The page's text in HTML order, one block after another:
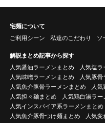
宅麺について
ご利用シーン
私達のこだわり ソ
解説まとめ記事から探す
人気醤油ラーメンまとめ
人気塩ラ
人気味噌ラーメンまとめ
人気豚骨
人気魚介豚骨ラーメンまとめ
人気
人気担々麺まとめ
人気鶏白湯ラー
人気インスパイア系ラーメンまとめ
人気魚介豚骨つけ麺まとめ
人気変